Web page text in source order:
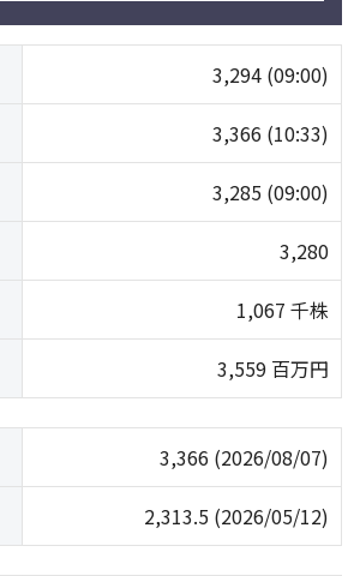
3,294 (09:00)
3,366 (10:33)
3,285 (09:00)
3,280
1,067 千株
3,559 百万円
3,366 (2026/08/07)
2,313.5 (2026/05/12)